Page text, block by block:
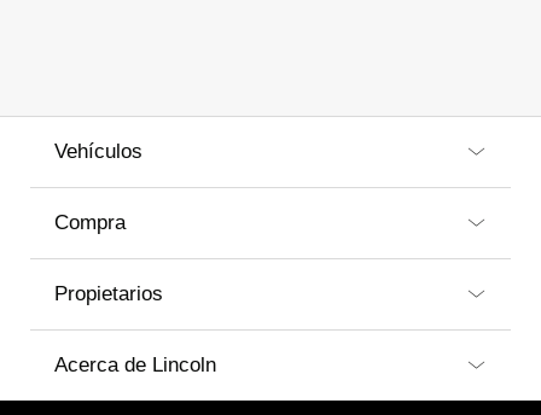
Vehículos
Compra
Propietarios
Acerca de Lincoln